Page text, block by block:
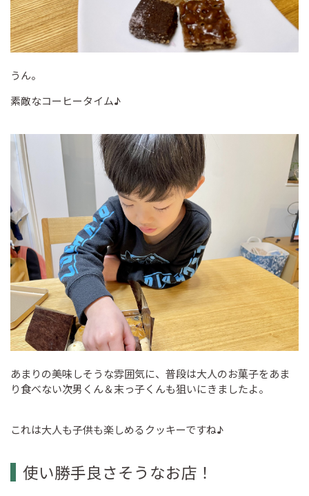
うん。
素敵なコーヒータイム♪
あまりの美味しそうな雰囲気に、普段は大人のお菓子をあま
り食べない次男くん＆末っ子くんも狙いにきましたよ。
これは大人も子供も楽しめるクッキーですね♪
使い勝手良さそうなお店！